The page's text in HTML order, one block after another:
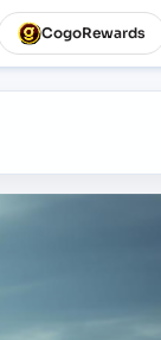
CogoRewards